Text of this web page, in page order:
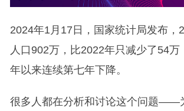
2024年1月17日，国家统计局发布，
人口902万，比2022年只减少了54万
年以来连续第七年下降。
很多人都在分析和讨论这个问题——